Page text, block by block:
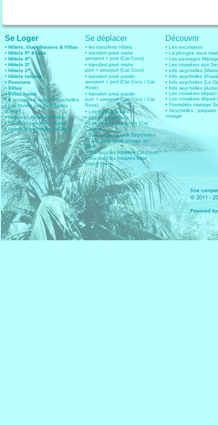
Se Loger
• Hôtels, Guesthouses & Villas
• Hôtels 5* & luxe
• Hôtels 4*
• Hôtels 3*
• Hôtels 2*
• Hôtels locatifs
• Pensions
• Villas
• Villas luxes
• 6voyages & sejours seychelles
• Les Hotels aux Seychelles
(Carte)
• Hotels et pensions Mahe
• Hotels et pensions Praslin
• Hotels et pensions La Digue
Se déplacer
• les transferts hôtels
• transfert privé mahe
aeroport > port (Cat Coco)
• transfert privé mahe
port > aeroport (Cat Coco)
• transfert privé praslin
aeroport > port (Cat Coco / Cat
Rose)
• transfert privé praslin
port > aeroport (Cat Coco / Cat
Rose)
• Les locations auto
• Les vols intérieurs
• Les liaisons maritimes (Cat
Cocos)
• Vols longs courrier Seychelles
• Concevez votre voyage en
ligne
• Voir tous les horaires Cat Coco
• Voir tous les horaires Inter
Island Ferry
Découvrir
• Les excursions
• La plongée sous
• Les packages
• Les croisières aux
• Info seychelles
• Info seychelles
• Info seychelles (La
• Info seychelles
• Les croisières départ
• Les croisières départ
• Formalités mariage
• Seychelles : preparer
voyage
Site
© 2011 -
Powered by